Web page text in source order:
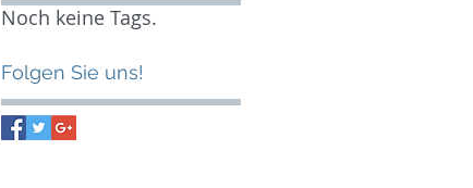
Noch keine Tags.
Folgen Sie uns!